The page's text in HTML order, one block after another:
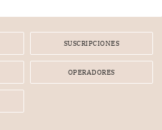
SUSCRIPCIONES
OPERADORES